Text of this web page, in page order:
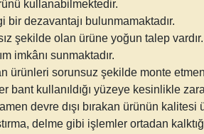
kullanabilmektedir.
bir dezavantajı bulunmamaktadır.
şekilde olan ürüne yoğun talep vardır.
imkânı sunmaktadır.
ürünleri sorunsuz şekilde monte
bantkullanıldığı yüzeye kesinlikle
devre dışı bırakan ürünün
delme gibi işlemler ortadan